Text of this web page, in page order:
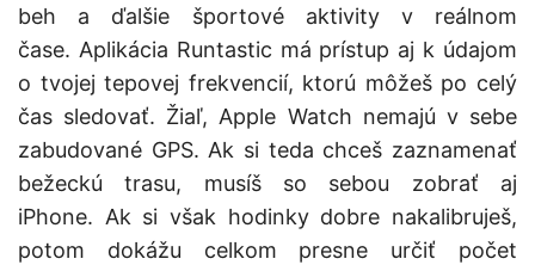
beh a ďalšie športové aktivity v reálnom
čase. Aplikácia Runtastic má prístup aj k údajom
o tvojej tepovej frekvencií, ktorú môžeš po celý
čas sledovať. Žiaľ, Apple Watch nemajú v sebe
zabudované GPS. Ak si teda chceš zaznamenať
bežeckú trasu, musíš so sebou zobrať aj
iPhone. Ak si však hodinky dobre nakalibruješ,
potom dokážu celkom presne určiť počet